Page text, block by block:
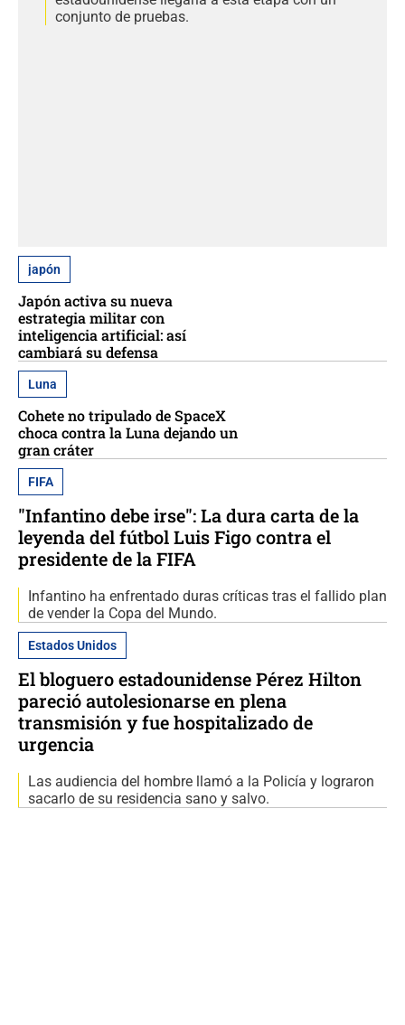
conjunto de pruebas.
japón
Japón activa su nueva
estrategia militar con
inteligencia artificial: así
cambiará su defensa
Luna
Cohete no tripulado de SpaceX
choca contra la Luna dejando un
gran cráter
FIFA
"Infantino debe irse": La dura carta de la
leyenda del fútbol Luis Figo contra el
presidente de la FIFA
Infantino ha enfrentado duras críticas tras el fallido plan
de vender la Copa del Mundo.
Estados Unidos
El bloguero estadounidense Pérez Hilton
pareció autolesionarse en plena
transmisión y fue hospitalizado de
urgencia
Las audiencia del hombre llamó a la Policía y lograron
sacarlo de su residencia sano y salvo.